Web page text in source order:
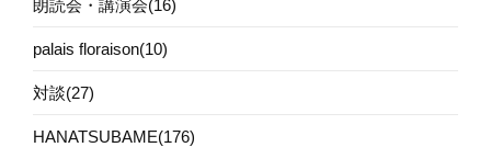
朗読会・講演会(16)
palais floraison(10)
対談(27)
HANATSUBAME(176)